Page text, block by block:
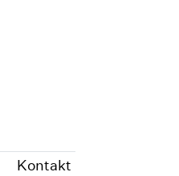
Kontakt